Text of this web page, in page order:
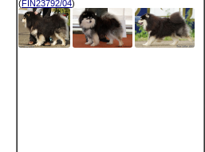
(FIN23792/04)